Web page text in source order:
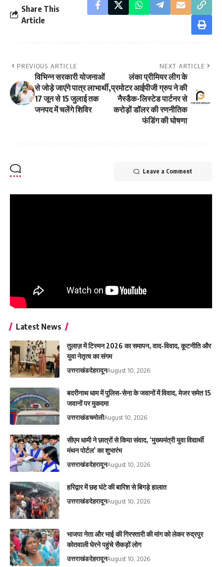
Share This
Article
PREVIOUS ARTICLE
विभिन्न सरकारी योजनाओं
से जोड़े जाएंगे पात्र लाभार्थी,
17 जून से 15 जुलाई तक
जनपद में चलेंगे शिविर
NEXT ARTICLE
लंका प्रीमियर लीग के
प्रमोटर आईपीजी ग्रुप ने की
नैस्डैक-लिस्टेड पार्टनर से
करोड़ों डॉलर की रणनीतिक
फंडिंग की घोषणा
Leave a Comment
Latest News
तुलाज़ में टिस्मन 2026 का समापन, वाद-विवाद, कूटनीति और
युवा नेतृत्व का संगम
उत्तराखंडदेहरादूनAugust 10, 2026
बदरीनाथ धाम में पुलिस-सेना के जवानों में विवाद, मेजर समेत 15
जवानों पर मुकदमा
उत्तराखंडचमोलीAugust 10, 2026
सीएम धामी ने छात्रों से किया संवाद, ‘मुख्यमंत्री युवा विद्यार्थी
मंथन पोर्टल’ का शुभारंभ
उत्तराखंडदेहरादूनAugust 10, 2026
हरिद्वार में छह घंटे की बारिश से बिगड़े हालात
उत्तराखंडदेहरादूनAugust 10, 2026
भाजपा नेता और भाई की गिरफ्तारी की मांग को लेकर रुद्रपुर
कोतवाली घेरने पहुंचे सैकड़ों लोग
उत्तराखंडदेहरादूनAugust 10, 2026